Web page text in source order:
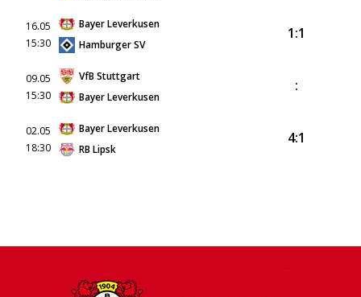
16.05
15:30
Bayer Leverkusen
Hamburger SV
1:1
09.05
15:30
VfB Stuttgart
Bayer Leverkusen
:
02.05
18:30
Bayer Leverkusen
RB Lipsk
4:1